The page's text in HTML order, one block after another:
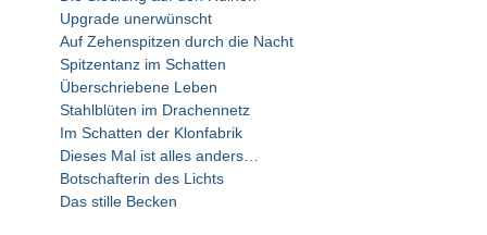
Upgrade unerwünscht
Auf Zehenspitzen durch die Nacht
Spitzentanz im Schatten
Überschriebene Leben
Stahlblüten im Drachennetz
Im Schatten der Klonfabrik
Dieses Mal ist alles anders…
Botschafterin des Lichts
Das stille Becken